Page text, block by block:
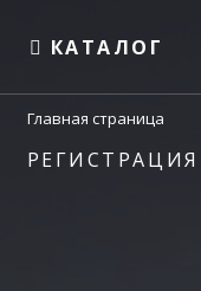
КАТАЛОГ
Главная страница